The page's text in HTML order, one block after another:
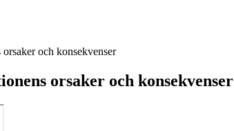
och konsekvenser
orsaker och konsekvenser